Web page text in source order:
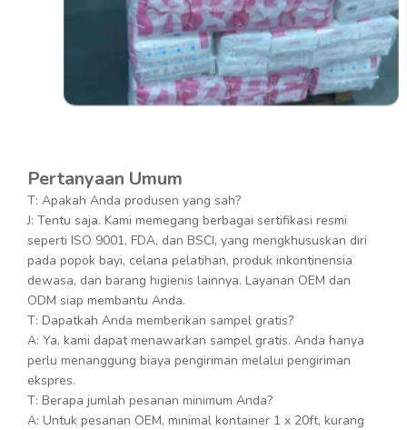
Pertanyaan Umum
T: Apakah Anda produsen yang sah?
J: Tentu saja. Kami memegang berbagai sertifikasi resmi
seperti ISO 9001, FDA, dan BSCI, yang mengkhususkan diri
pada popok bayi, celana pelatihan, produk inkontinensia
dewasa, dan barang higienis lainnya. Layanan OEM dan
ODM siap membantu Anda.
T: Dapatkah Anda memberikan sampel gratis?
A: Ya, kami dapat menawarkan sampel gratis. Anda hanya
perlu menanggung biaya pengiriman melalui pengiriman
ekspres.
T: Berapa jumlah pesanan minimum Anda?
A: Untuk pesanan OEM, minimal kontainer 1 x 20ft, kurang